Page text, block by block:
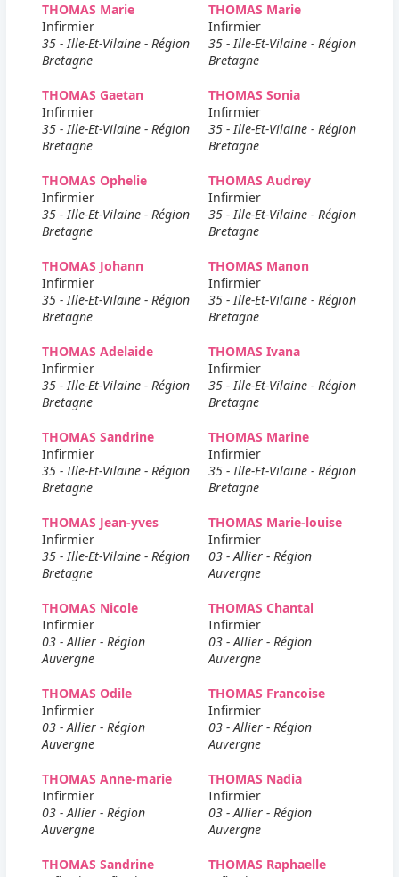
THOMAS Marie
Infirmier
35 - Ille-Et-Vilaine - Région
Bretagne
THOMAS Marie
Infirmier
35 - Ille-Et-Vilaine - Région
Bretagne
THOMAS Gaetan
Infirmier
35 - Ille-Et-Vilaine - Région
Bretagne
THOMAS Sonia
Infirmier
35 - Ille-Et-Vilaine - Région
Bretagne
THOMAS Ophelie
Infirmier
35 - Ille-Et-Vilaine - Région
Bretagne
THOMAS Audrey
Infirmier
35 - Ille-Et-Vilaine - Région
Bretagne
THOMAS Johann
Infirmier
35 - Ille-Et-Vilaine - Région
Bretagne
THOMAS Manon
Infirmier
35 - Ille-Et-Vilaine - Région
Bretagne
THOMAS Adelaide
Infirmier
35 - Ille-Et-Vilaine - Région
Bretagne
THOMAS Ivana
Infirmier
35 - Ille-Et-Vilaine - Région
Bretagne
THOMAS Sandrine
Infirmier
35 - Ille-Et-Vilaine - Région
Bretagne
THOMAS Marine
Infirmier
35 - Ille-Et-Vilaine - Région
Bretagne
THOMAS Jean-yves
Infirmier
35 - Ille-Et-Vilaine - Région
Bretagne
THOMAS Marie-louise
Infirmier
03 - Allier - Région
Auvergne
THOMAS Nicole
Infirmier
03 - Allier - Région
Auvergne
THOMAS Chantal
Infirmier
03 - Allier - Région
Auvergne
THOMAS Odile
Infirmier
03 - Allier - Région
Auvergne
THOMAS Francoise
Infirmier
03 - Allier - Région
Auvergne
THOMAS Anne-marie
Infirmier
03 - Allier - Région
Auvergne
THOMAS Nadia
Infirmier
03 - Allier - Région
Auvergne
THOMAS Sandrine
THOMAS Raphaelle